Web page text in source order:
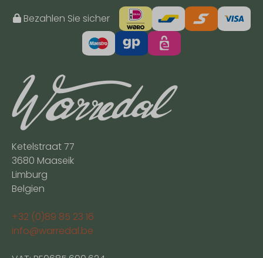
Bezahlen Sie sicher
Ketelstraat 77
3680 Maaseik
Limburg
Belgien
+32 (0)89 85 23 16
info@warredal.be